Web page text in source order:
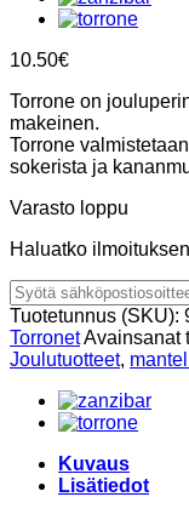
10.50€
Torrone on
makeinen.
Torrone
sokerista ja
Varasto loppu
Haluatko
Tuotetunnus (SKU):
TorronetAvainsanat
Joulutuotteet,
Kuvaus
Lisätiedot